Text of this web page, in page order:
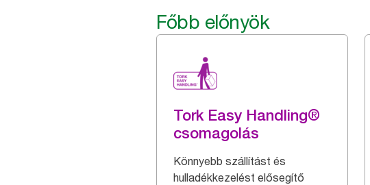
Főbb előnyök
Tork Easy Handling®
csomagolás
Könnyebb szállítást és
hulladékkezelést elősegítő